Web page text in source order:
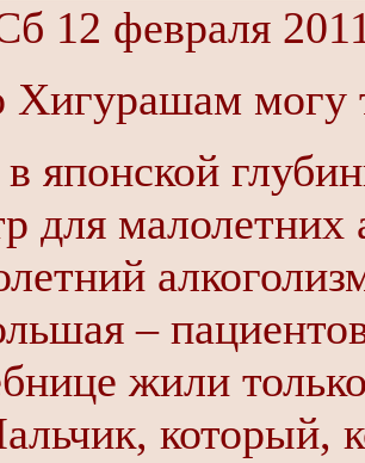
12 февраля
Хигурашам могу
японской
для малолетних
–
жили
который,